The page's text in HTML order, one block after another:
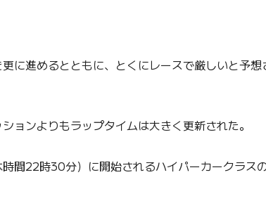
進めるとともに、とくにレースで厳しいと予想
ンよりもラップタイムは大きく更新された。
22時30分）に開始されるハイパーカークラスの